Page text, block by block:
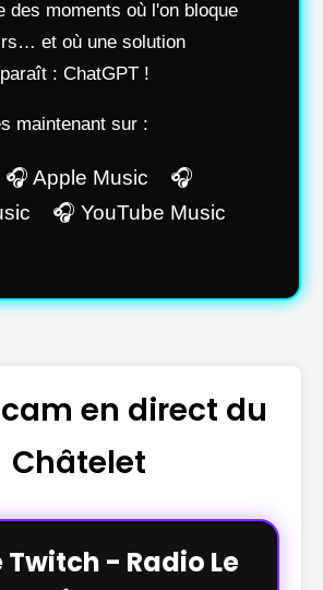
des moments où l'on bloque
et où une solution
: ChatGPT !
maintenant sur :
Apple Music 🎧
🎧 YouTube Music
en direct du
Châtelet
Twitch - Radio Le